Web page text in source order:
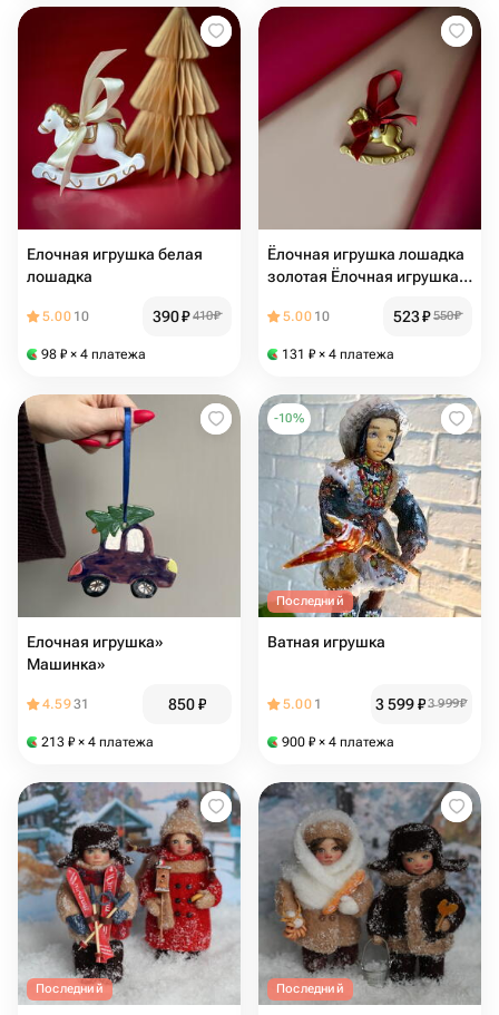
Елочная игрушка белая
лошадка
5.00 10 390₽ 410₽
98 ₽ × 4 платежа
Ёлочная игрушка лошадка
золотая Ёлочная игрушка
5.00 10 523₽ 550₽
131 ₽ × 4 платежа
Елочная игрушка»
Машинка»
4.5931 850₽
213 ₽ × 4 платежа
-10%
Последний
Ватная игрушка
5.00 1 3 599₽3 999₽
900 ₽ × 4 платежа
Последний Последний